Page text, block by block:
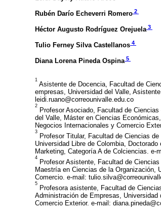
Rubén Darío Echeverri Romero 2
Héctor Augusto Rodríguez Orejuela 3
Tulio Ferney Silva Castellanos 4
Diana Lorena Pineda Ospina 5
1
Asistente de Docencia, Facultad de
empresas, Universidad del Valle,
leidi.ruano@correounivalle.edu.co
2
Profesor Asociado, Facultad de
del Valle, Máster en Ciencias
Negocios Internacionales y Comercio
3
Profesor Titular, Facultad de Ciencias
Universidad Libre de Colombia,
Marketing, Categoría A de Colciencias. e-
4
Profesor Asistente, Facultad de
Maestría en Ciencias de la Organización,
Comercio. e-mail:
5
Profesora asistente, Facultad de
Administración de Empresas,
Comercio Exterior. e-mail: